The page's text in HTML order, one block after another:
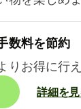
数料を節約
りお得に行え
詳細を